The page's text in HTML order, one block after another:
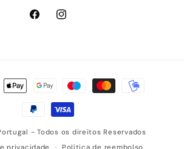
FacebookInstagram
- Todos os direitos Reservados